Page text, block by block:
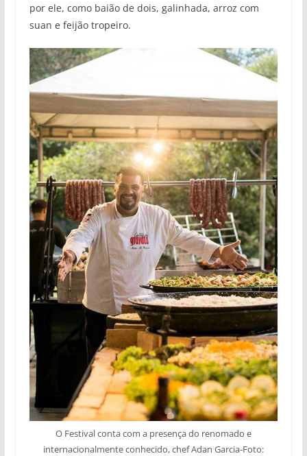
por ele, como baião de dois, galinhada, arroz com
suan e feijão tropeiro.
O Festival conta com a presença do renomado e
internacionalmente conhecido, chef Adan Garcia-Foto: